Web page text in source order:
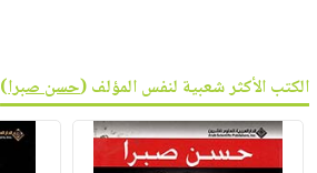
الكتب الأكثر شعبية لنفس المؤلف (حسن صبرا)